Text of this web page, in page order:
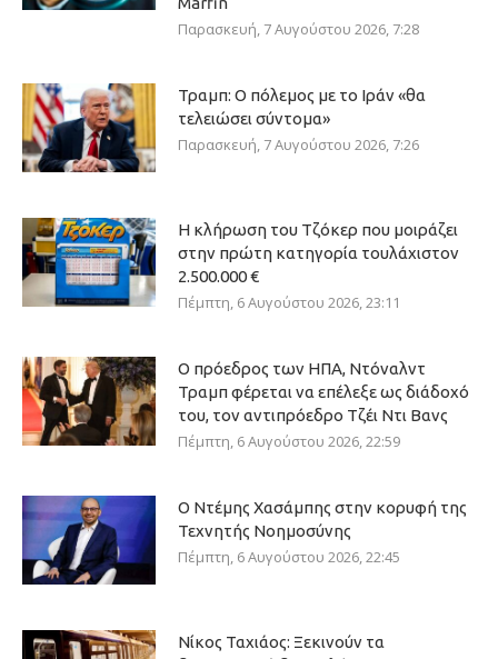
Παρασκευή, 7 Αυγούστου 2026, 7:28
Τραμπ: Ο πόλεμος με το Ιράν «θα
τελειώσει σύντομα»
Παρασκευή, 7 Αυγούστου 2026, 7:26
Η κλήρωση του Τζόκερ που μοιράζει
στην πρώτη κατηγορία τουλάχιστον
2.500.000 €
Πέμπτη, 6 Αυγούστου 2026, 23:11
Ο πρόεδρος των ΗΠΑ, Ντόναλντ
Τραμπ φέρεται να επέλεξε ως διάδοχό
του, τον αντιπρόεδρο Τζέι Ντι Βανς
Πέμπτη, 6 Αυγούστου 2026, 22:59
Ο Ντέμης Χασάμπης στην κορυφή της
Τεχνητής Νοημοσύνης
Πέμπτη, 6 Αυγούστου 2026, 22:45
Νίκος Ταχιάος: Ξεκινούν τα